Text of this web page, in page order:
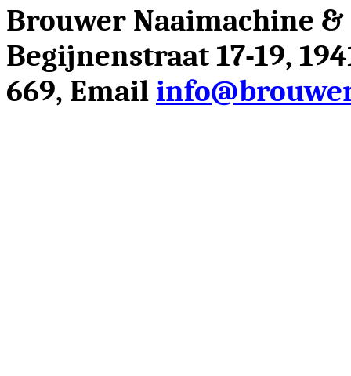
Brouwer Naaimachine
Begijnenstraat 17-19,
669, Email